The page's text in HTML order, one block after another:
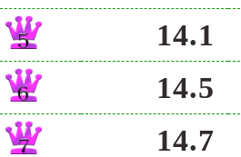
14.1
14.5
14.7